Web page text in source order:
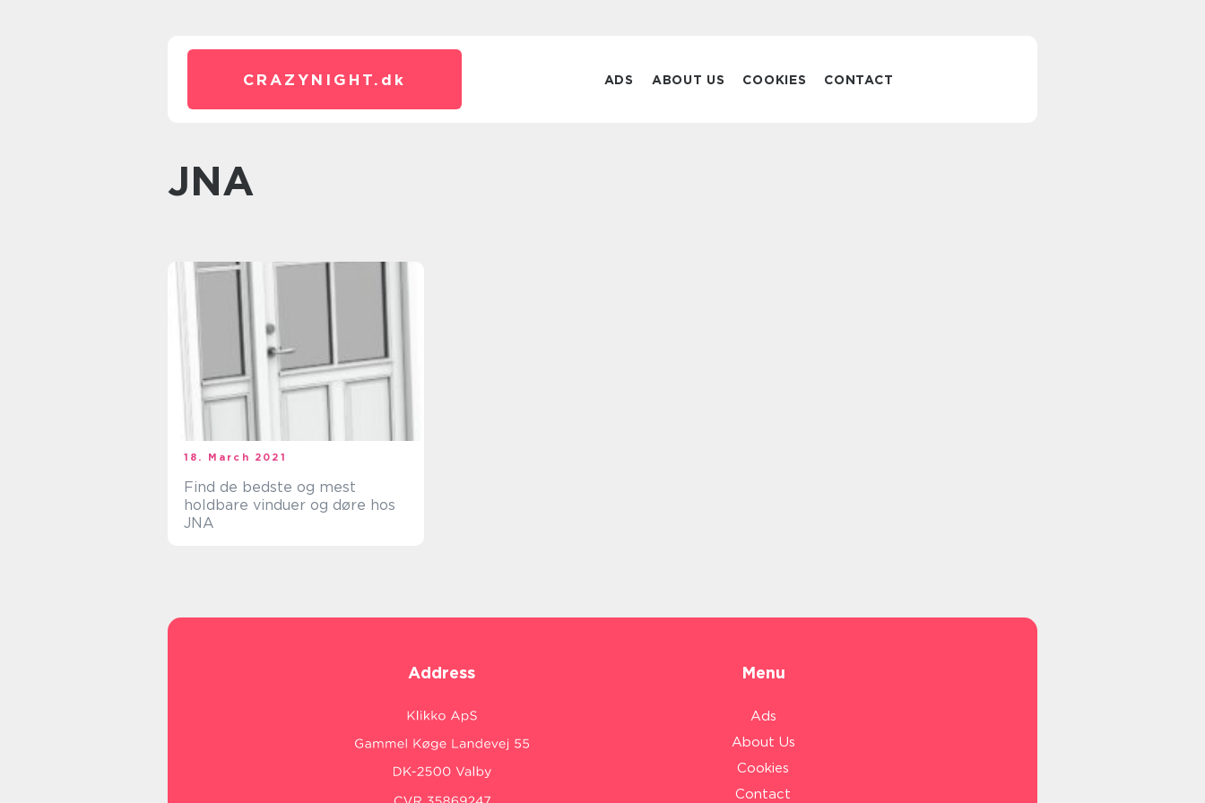
CRAZYNIGHT. dk ADS ABOUT US COOKIES CONTACT
JNA
18. March 2021
Find de bedste og mest
holdbare vinduer og døre hos
JNA
Address Menu
Ads
About Us
Cookies
Contact